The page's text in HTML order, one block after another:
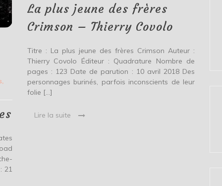
,
21
frères
Crimson
–
Thierry
La plus jeune des frères
Crimson – Thierry Covolo
Titre : La plus jeune des frères Crimson Auteur :
Thierry Covolo Éditeur : Quadrature Nombre de
pages : 123 Date de parution : 10 avril 2018 Des
personnages burinés, parfois inconscients de leur
folie […]
Lire la suite